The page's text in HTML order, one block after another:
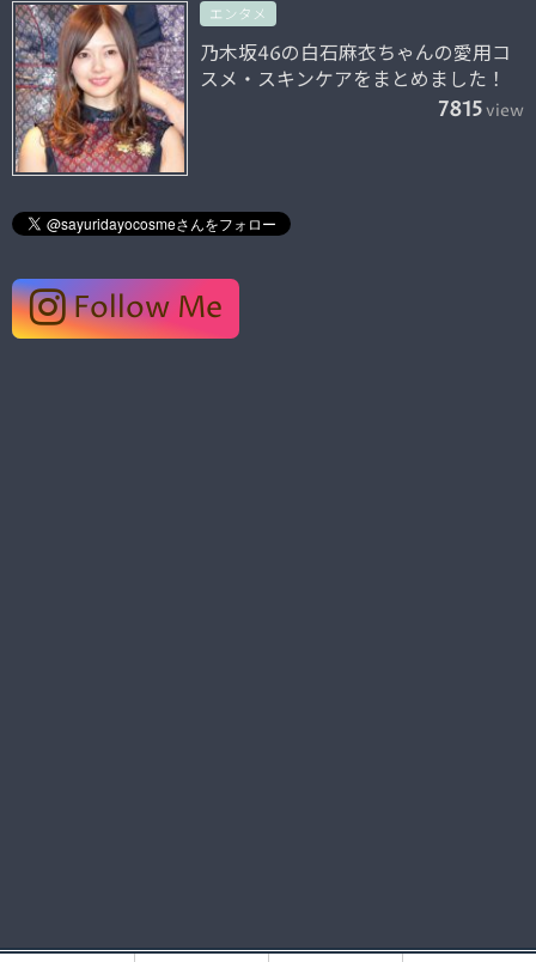
エンタメ
乃木坂46の白石麻衣ちゃんの愛用コ
スメ・スキンケアをまとめました！
7815view
Follow Me